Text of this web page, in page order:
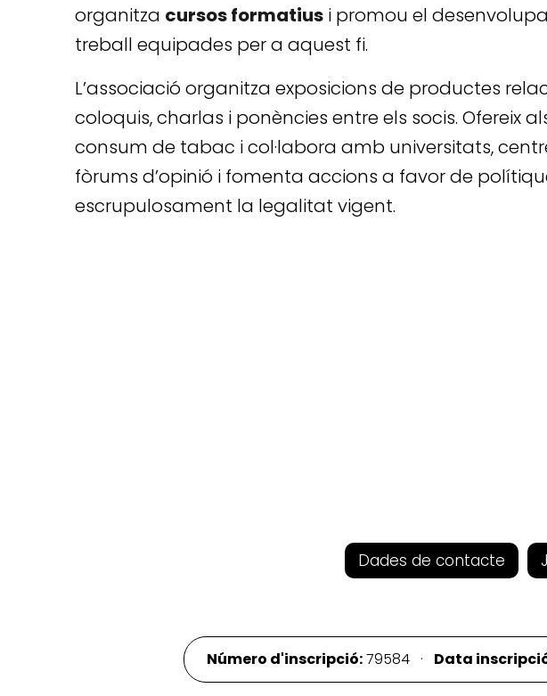
organitza cursos formatius i promou el
treball equipades per a aquest fi.
L’associació organitza exposicions de productes
coloquis, charlas i ponències entre els socis. Ofereix
consum de tabac i col·labora amb universitats,
fòrums d’opinió i fomenta accions a favor de
escrupulosament la legalitat vigent.
Dades de contacte
Número d'inscripció:79584 · Data